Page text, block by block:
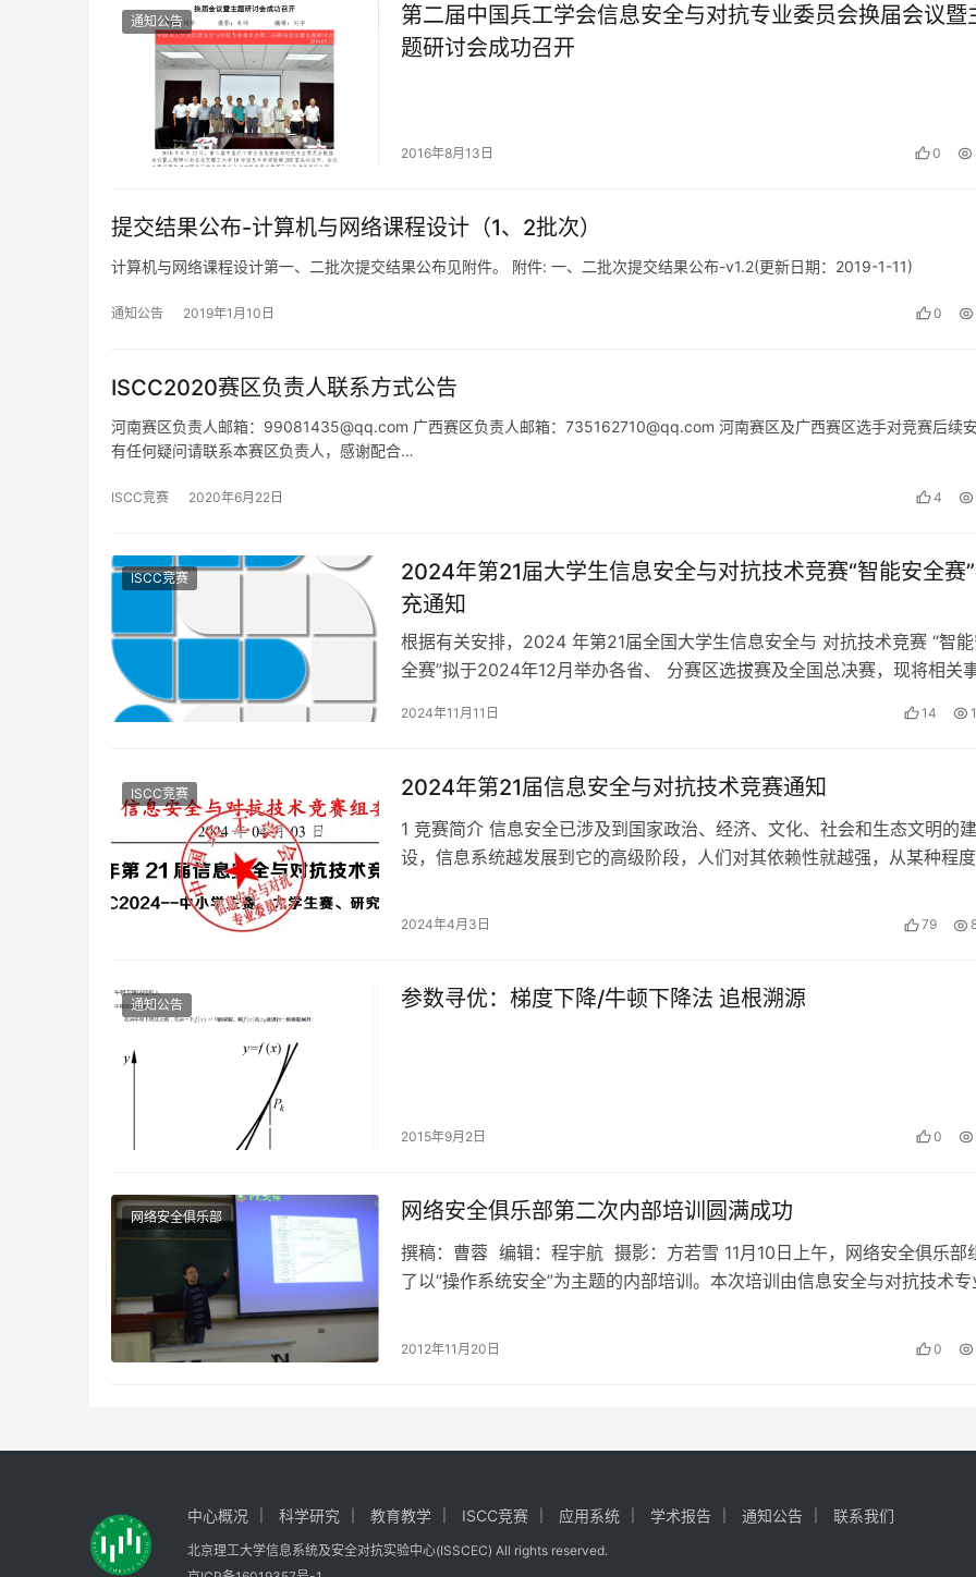
通知公告
第二届中国兵工学会信息安全与对抗专业委员会换届会议暨
题研讨会成功召开
2016年8月13日 0
提交结果公布-计算机与网络课程设计（1、2批次）
计算机与网络课程设计第一、二批次提交结果公布见附件。 附件: 一、二批次提交结果公布-v1.2(更新日期：2019-1-11)
通知公告 2019年1月10日 0
ISCC2020赛区负责人联系方式公告
河南赛区负责人邮箱：99081435@qq.com 广西赛区负责人邮箱：735162710@qq.com 河南赛区及广西赛区选手对竞赛后续
有任何疑问请联系本赛区负责人，感谢配合…
ISCC竞赛 2020年6月22日 4
ISCC竞赛
2024年第21届大学生信息安全与对抗技术竞赛“智能安全赛
充通知
根据有关安排，2024 年第21届全国大学生信息安全与 对抗技术竞赛 “智
全赛”拟于2024年12月举办各省、 分赛区选拔赛及全国总决赛，现将相关
2024年11月11日 14
ISCC竞赛 2024年第21届信息安全与对抗技术竞赛通知
1 竞赛简介 信息安全已涉及到国家政治、经济、文化、社会和生态文明的建
设，信息系统越发展到它的高级阶段，人们对其依赖性就越强，从某种程度
2024年4月3日 79
通知公告 参数寻优：梯度下降/牛顿下降法 追根溯源
2015年9月2日 0
网络安全俱乐部 网络安全俱乐部第二次内部培训圆满成功
撰稿：曹蓉 编辑：程宇航 摄影：方若雪 11月10日上午，网络安全俱乐部
了以“操作系统安全”为主题的内部培训。本次培训由信息安全与对抗技术专
2012年11月20日 0
中心概况 科学研究 教育教学 ISCC竞赛 应用系统 学术报告 通知公告 联系我们
北京理工大学信息系统及安全对抗实验中心(ISSCEC) All rights reserved.